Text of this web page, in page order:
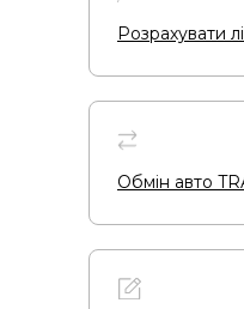
Розрахувати
Обмін авто